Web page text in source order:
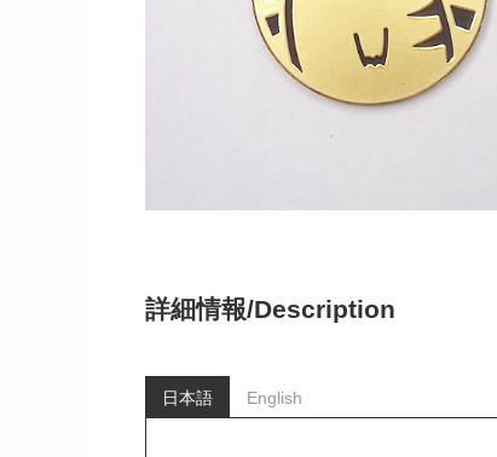
詳細情報/Description
日本語 English